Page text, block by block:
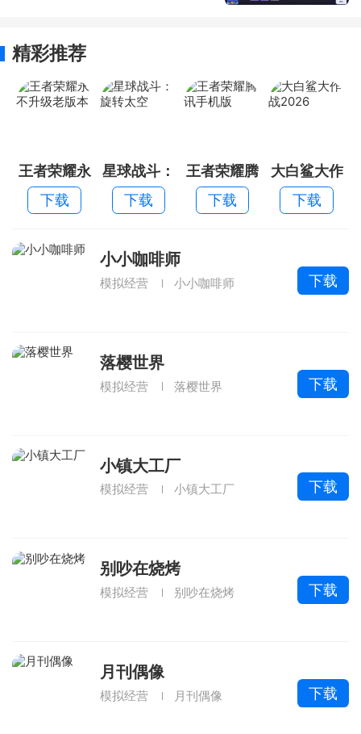
精彩推荐
王者荣耀永
不升级老版
本
下载
星球战斗：
旋转太空
下载
王者荣耀腾
讯手机版
下载
大白鲨大作
战2026
下载
小小咖啡师
模拟经营 小小咖啡师 下载
落樱世界
模拟经营 落樱世界 下载
小镇大工厂
模拟经营 小镇大工厂 下载
别吵在烧烤
模拟经营 别吵在烧烤 下载
月刊偶像
模拟经营 月刊偶像 下载